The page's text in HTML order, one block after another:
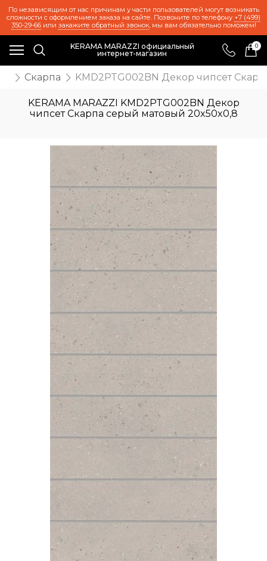
По независящим от нас причинам у части пользователей могут возникать
сложности с оформлением заказа на сайте. Позвоните по телефону +7 (499)
350-29-66или закажите обратный звонок, мы вам обязательно поможем!
KERAMA MARAZZI официальный
интернет-магазин
0
Скарпа KMD2PTG002BN Декор чипсет
KERAMA MARAZZI KMD2PTG002BN Декор
чипсет Скарпа серый матовый 20x50x0,8